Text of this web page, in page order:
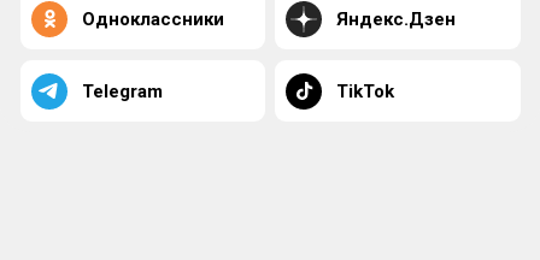
Одноклассники Яндекс.Дзен
Telegram TikTok